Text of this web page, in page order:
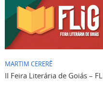
MARTIM CERERÊ
II Feira Literária de Goiás –